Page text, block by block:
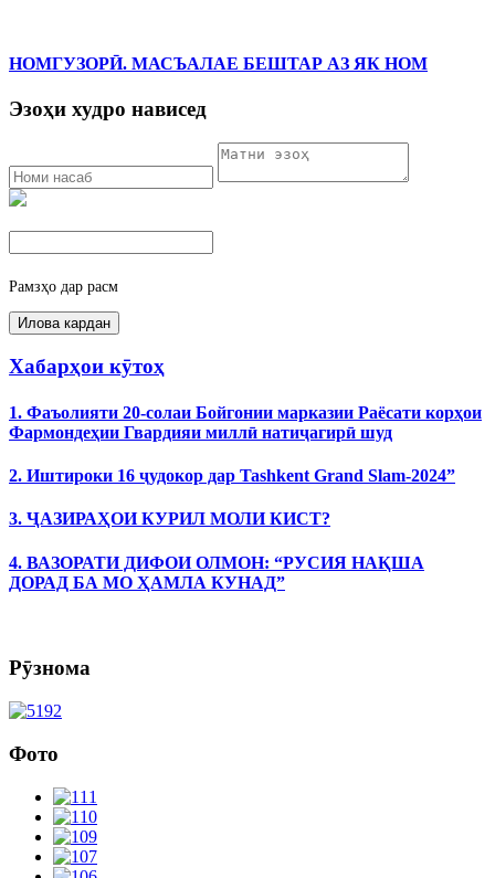
НОМГУЗОРӢ. МАСЪАЛАЕ БЕШТАР АЗ ЯК НОМ
Эзоҳи худро нависед
Рамзҳо дар расм
Хабарҳои кӯтоҳ
1. Фаъолияти 20-солаи Бойгонии марказии Раёсати корҳои
Фармондеҳии Гвардияи миллӣ натиҷагирӣ шуд
2. Иштироки 16 ҷудокор дар Tashkent Grand Slam-2024”
3. ҶАЗИРАҲОИ КУРИЛ МОЛИ КИСТ?
4. ВАЗОРАТИ ДИФОИ ОЛМОН: “РУСИЯ НАҚША
ДОРАД БА МО ҲАМЛА КУНАД”
Рӯзнома
Фото